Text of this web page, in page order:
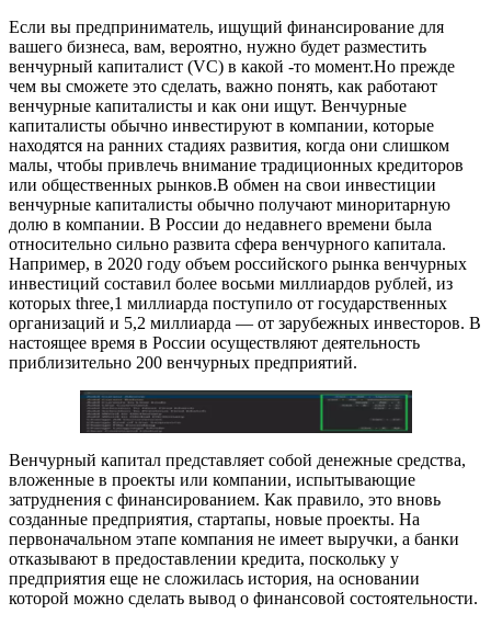
Если вы предприниматель, ищущий финансирование для
вашего бизнеса, вам, вероятно, нужно будет разместить
венчурный капиталист (VC) в какой -то момент.Но прежде
чем вы сможете это сделать, важно понять, как работают
венчурные капиталисты и как они ищут. Венчурные
капиталисты обычно инвестируют в компании, которые
находятся на ранних стадиях развития, когда они слишком
малы, чтобы привлечь внимание традиционных кредиторов
или общественных рынков.В обмен на свои инвестиции
венчурные капиталисты обычно получают миноритарную
долю в компании. В России до недавнего времени была
относительно сильно развита сфера венчурного капитала.
Например, в 2020 году объем российского рынка венчурных
инвестиций составил более восьми миллиардов рублей, из
которых three,1 миллиарда поступило от государственных
организаций и 5,2 миллиарда — от зарубежных инвесторов. В
настоящее время в России осуществляют деятельность
приблизительно 200 венчурных предприятий.
Венчурный капитал представляет собой денежные средства,
вложенные в проекты или компании, испытывающие
затруднения с финансированием. Как правило, это вновь
созданные предприятия, стартапы, новые проекты. На
первоначальном этапе компания не имеет выручки, а банки
отказывают в предоставлении кредита, поскольку у
предприятия еще не сложилась история, на основании
которой можно сделать вывод о финансовой состоятельности.